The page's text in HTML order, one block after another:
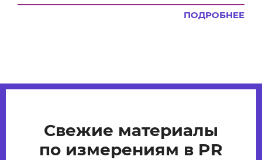
ПОДРОБНЕЕ
Свежие материалы
по измерениям в PR